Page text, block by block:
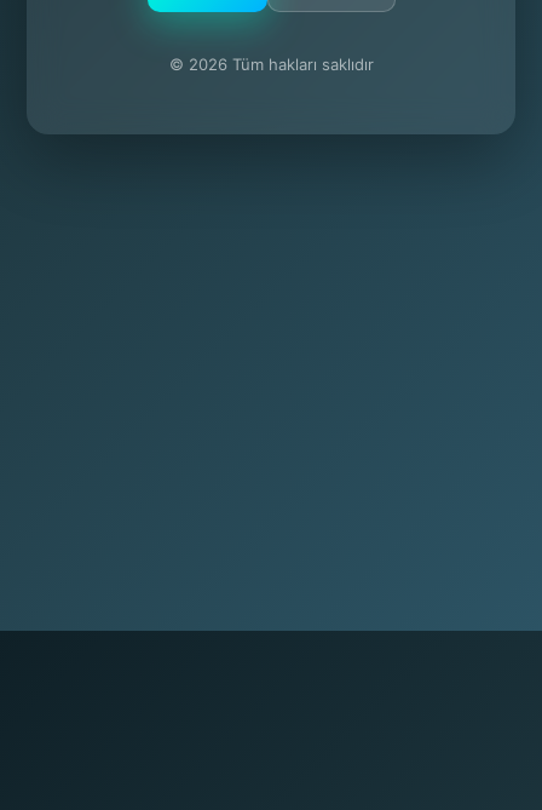
© 2026 Tüm hakları saklıdır